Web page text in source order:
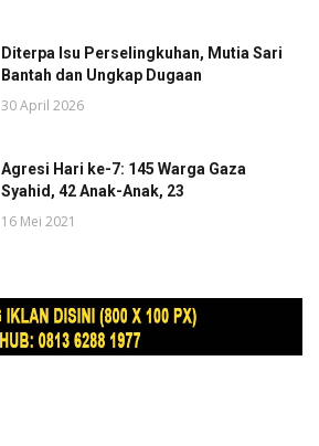
Diterpa Isu Perselingkuhan, Mutia Sari
Bantah dan Ungkap Dugaan
30 April 2026
Agresi Hari ke-7: 145 Warga Gaza
Syahid, 42 Anak-Anak, 23
16 Mei 2021